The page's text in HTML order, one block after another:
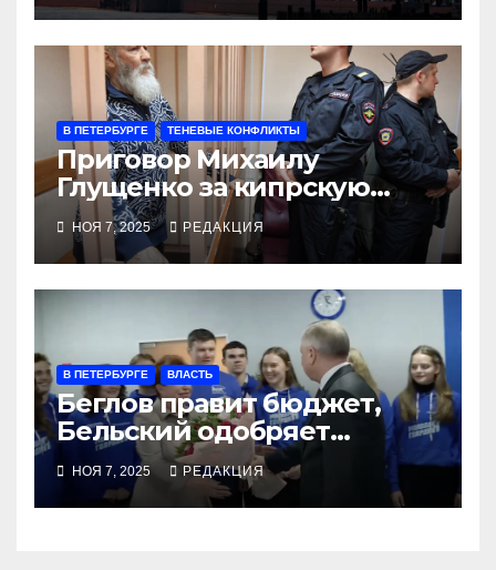
В ПЕТЕРБУРГЕ ТЕНЕВЫЕ КОНФЛИКТЫ
Приговор Михаилу
Глущенко за кипрскую
кровь оставлен без
изменений
НОЯ 7, 2025 РЕДАКЦИЯ
В ПЕТЕРБУРГЕ ВЛАСТЬ
Беглов правит бюджет,
Бельский одобряет
отделку
НОЯ 7, 2025 РЕДАКЦИЯ